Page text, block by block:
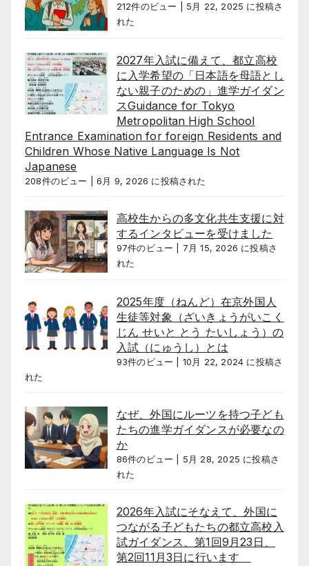
212件のビュー
5月 22, 2025 に投稿さ
れた
2027年入試に備えて、都立高校
に入学希望の「日本語を母語とし
ない親子のための」進学ガイダン
スGuidance for Tokyo
Metropolitan High School
Entrance Examination for foreign Residents and
Children Whose Native Language Is Not
Japanese
208件のビュー |6月 9, 2026 に投稿された
高校生からの多文化共生支援に対
するインタビューを受けました
97件のビュー
7月 15, 2026 に投稿さ
れた
2025年度（ねんど）在京外国人
生徒等対象（ざいきょうがいこく
じん せいと とう たいしょう）の
入試（にゅうし）とは
93件のビュー
10月 22, 2024 に投稿さ
れた
なぜ、外国にルーツを持つ子ども
たちの進学ガイダンスが必要なの
か
86件のビュー
5月 28, 2025 に投稿さ
れた
2026年入試にそなえて、外国に
つながる子どもたちの都立高校入
試ガイダンス、第1回9月23日、
第2回11月3日に行います